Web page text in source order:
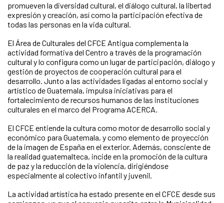
promueven la diversidad cultural, el diálogo cultural, la libertad
expresión y creación, así como la participación efectiva de
todas las personas en la vida cultural.
El Área de Culturales del CFCE Antigua complementa la
actividad formativa del Centro a través de la programación
cultural y lo configura como un lugar de participación, diálogo y
gestión de proyectos de cooperación cultural para el
desarrollo. Junto a las actividades ligadas al entorno social y
artístico de Guatemala, impulsa iniciativas para el
fortalecimiento de recursos humanos de las instituciones
culturales en el marco del Programa ACERCA.
El CFCE entiende la cultura como motor de desarrollo social y
económico para Guatemala, y como elemento de proyección
de la imagen de España en el exterior. Además, consciente de
la realidad guatemalteca, incide en la promoción de la cultura
de paz y la reducción de la violencia, dirigiéndose
especialmente al colectivo infantil y juvenil.
La actividad artística ha estado presente en el CFCE desde sus